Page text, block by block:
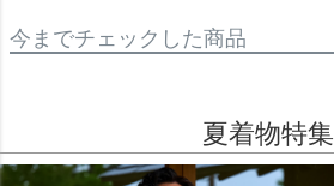
今までチェックした商品
夏着物特集